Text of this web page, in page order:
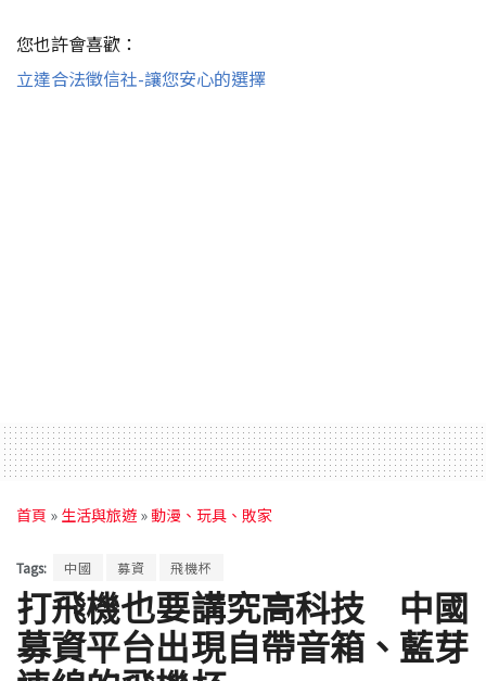
您也許會喜歡：
立達合法徵信社-讓您安心的選擇
首頁 » 生活與旅遊 » 動漫、玩具、敗家
Tags: 中國 募資 飛機杯
打飛機也要講究高科技 中國
募資平台出現自帶音箱、藍芽